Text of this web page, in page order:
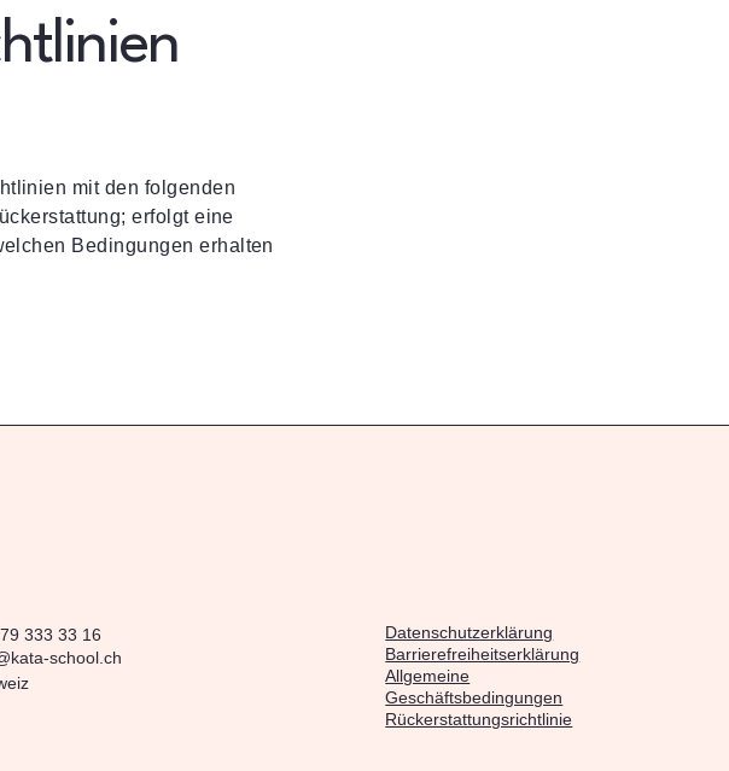
mit den folgenden
erfolgt eine
Bedingungen erhalten
333 33 16
school.ch
Datenschutzerklärung
Barrierefreiheitserklärung
Allgemeine
Geschäftsbedingungen
Rückerstattungsrichtlinie